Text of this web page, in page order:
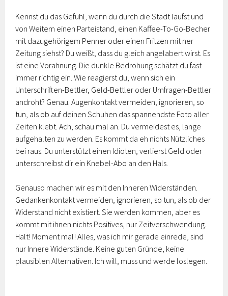
Kennst du das Gefühl, wenn du durch die Stadt läufst und
von Weitem einen Parteistand, einen Kaffee-To-Go-Becher
mit dazugehörigem Penner oder einen Fritzen mit ner
Zeitung siehst? Du weißt, dass du gleich angelabert wirst. Es
ist eine Vorahnung. Die dunkle Bedrohung schätzt du fast
immer richtig ein. Wie reagierst du, wenn sich ein
Unterschriften-Bettler, Geld-Bettler oder Umfragen-Bettler
androht? Genau. Augenkontakt vermeiden, ignorieren, so
tun, als ob auf deinen Schuhen das spannendste Foto aller
Zeiten klebt. Ach, schau mal an. Du vermeidest es, lange
aufgehalten zu werden. Es kommt da eh nichts Nützliches
bei raus. Du unterstützt einen Idioten, verlierst Geld oder
unterschreibst dir ein Knebel-Abo an den Hals.
Genauso machen wir es mit den Inneren Widerständen.
Gedankenkontakt vermeiden, ignorieren, so tun, als ob der
Widerstand nicht existiert. Sie werden kommen, aber es
kommt mit ihnen nichts Positives, nur Zeitverschwendung.
Halt! Moment mal! Alles, was ich mir gerade einrede, sind
nur Innere Widerstände. Keine guten Gründe, keine
plausiblen Alternativen. Ich will, muss und werde loslegen.